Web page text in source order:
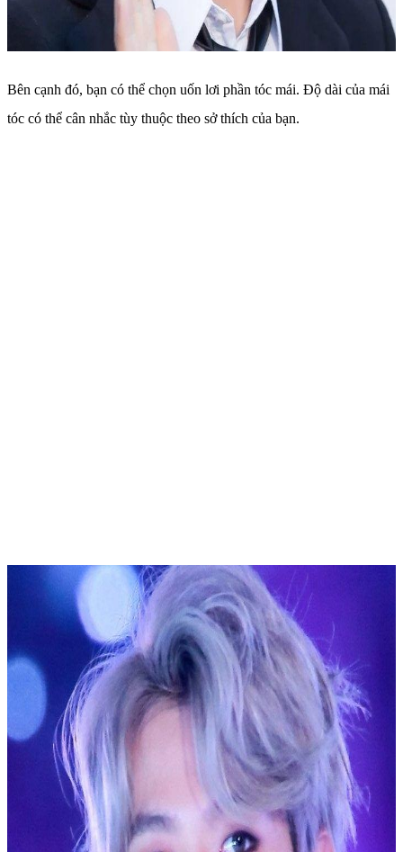
Bên cạnh đó, bạn có thể chọn uốn lơi phần tóc mái. Độ dài của mái
tóc có thể cân nhắc tùy thuộc theo sở thích của bạn.